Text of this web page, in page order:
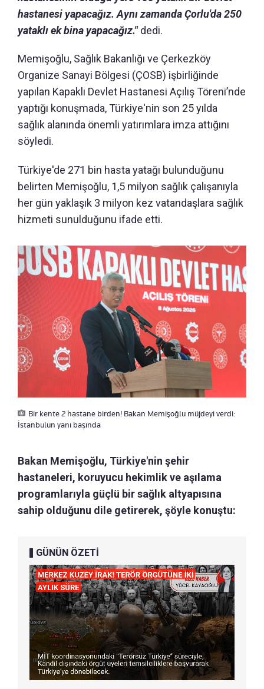
hastanesi yapacağız. Aynı zamanda Çorlu'da 250
yataklı ek bina yapacağız."dedi.
Memişoğlu, Sağlık Bakanlığı ve Çerkezköy
Organize Sanayi Bölgesi (ÇOSB) işbirliğinde
yapılan Kapaklı Devlet Hastanesi Açılış Töreni’nde
yaptığı konuşmada, Türkiye'nin son 25 yılda
sağlık alanında önemli yatırımlara imza attığını
söyledi.
Türkiye'de 271 bin hasta yatağı bulunduğunu
belirten Memişoğlu, 1,5 milyon sağlık çalışanıyla
her gün yaklaşık 3 milyon kez vatandaşlara sağlık
hizmeti sunulduğunu ifade etti.
Bir kente 2 hastane birden! Bakan Memişoğlu müjdeyi verdi:
İstanbulun yanı başında
Bakan Memişoğlu, Türkiye'nin şehir
hastaneleri, koruyucu hekimlik ve aşılama
programlarıyla güçlü bir sağlık altyapısına
sahip olduğunu dile getirerek, şöyle konuştu:
GÜNÜN ÖZETİ